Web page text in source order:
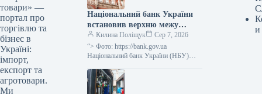
товари» —
портал про
торгівлю та
бізнес в
Україні:
імпорт,
експорт та
агротовари.
Ми
Національний банк України
встановив верхню межу
відсоткової ставки за
тримісячними депозитними
сертифікатами, яка не
плюс 3,5 процентних пункти.
Килина Поліщук
Сер 7, 2026
“> Фото: https://bank.gov.ua
Національний банк України (НБУ)
тримісячними обмеженими
депозитними сертифікатами, який
и